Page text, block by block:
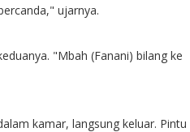
ujarnya.
"Mbah (Fanani) bilang ke
kamar, langsung keluar. Pintu